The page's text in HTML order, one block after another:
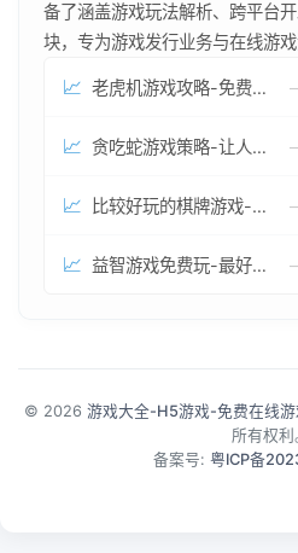
备了涵盖游戏玩法解析、跨平台
块，专为游戏发行业务与在线游戏
📈 老虎机游戏攻略-免费试玩的老虎机游戏-老虎机游戏币兑换方式
📈 贪吃蛇游戏策略-让人头大的贪吃蛇游戏-贪吃蛇游戏攻略指南
📈 比较好玩的棋牌游戏-高难度棋牌游戏-棋牌游戏到底怎么玩
📈 益智游戏免费玩-最好的益智游戏-有趣的益智游戏策略
© 2026 游戏大全-H5游戏-免费在线
所有权利
备案号: 粤ICP备